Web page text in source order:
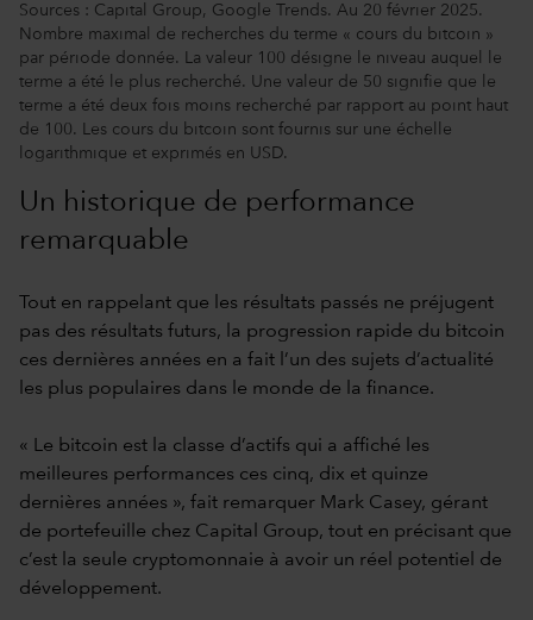
Sources : Capital Group, Google Trends. Au 20 février 2025.
Nombre maximal de recherches du terme « cours du bitcoin »
par période donnée. La valeur 100 désigne le niveau auquel le
terme a été le plus recherché. Une valeur de 50 signifie que le
terme a été deux fois moins recherché par rapport au point haut
de 100. Les cours du bitcoin sont fournis sur une échelle
logarithmique et exprimés en USD.
Un historique de performance
remarquable
Tout en rappelant que les résultats passés ne préjugent
pas des résultats futurs, la progression rapide du bitcoin
ces dernières années en a fait l’un des sujets d’actualité
les plus populaires dans le monde de la finance.
« Le bitcoin est la classe d’actifs qui a affiché les
meilleures performances ces cinq, dix et quinze
dernières années », fait remarquer Mark Casey, gérant
de portefeuille chez Capital Group, tout en précisant que
c’est la seule cryptomonnaie à avoir un réel potentiel de
développement.